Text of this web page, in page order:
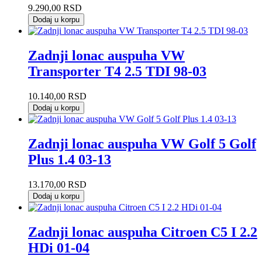
9.290,00 RSD
Dodaj u korpu
Zadnji lonac auspuha VW
Transporter T4 2.5 TDI 98-03
10.140,00 RSD
Dodaj u korpu
Zadnji lonac auspuha VW Golf 5 Golf
Plus 1.4 03-13
13.170,00 RSD
Dodaj u korpu
Zadnji lonac auspuha Citroen C5 I 2.2
HDi 01-04